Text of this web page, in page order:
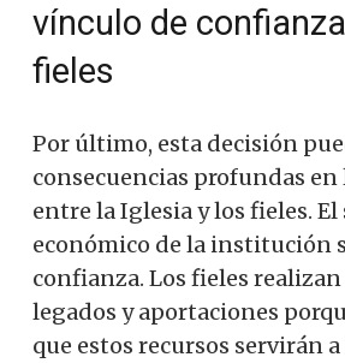
vínculo de
fieles
Por último, esta decisión
consecuencias profundas
entre la Iglesia y los fieles.
económico de la institución
confianza. Los fieles
legados y aportaciones
que estos recursos servirán